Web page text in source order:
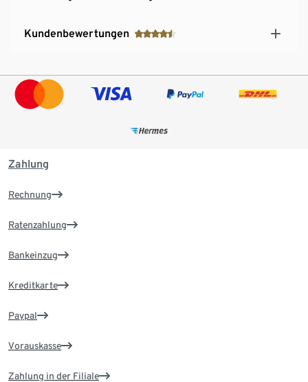
Kundenbewertungen
Zahlung
Rechnung
Ratenzahlung
Bankeinzug
Kreditkarte
Paypal
Vorauskasse
Zahlung in der Filiale